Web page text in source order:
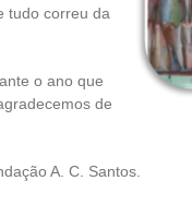
tudo correu da
o ano que
de
A. C. Santos.